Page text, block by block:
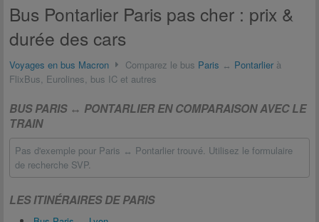
Bus Pontarlier Paris pas cher : prix &
durée des cars
Voyages en bus Macron Comparez le bus Paris ↔ Pontarlier à
FlixBus, Eurolines, bus IC et autres
BUS PARIS ↔ PONTARLIER EN COMPARAISON AVEC LE
TRAIN
Pas d'exemple pour Paris ↔ Pontarlier trouvé. Utilisez le formulaire
de recherche SVP.
LES ITINÉRAIRES DE PARIS